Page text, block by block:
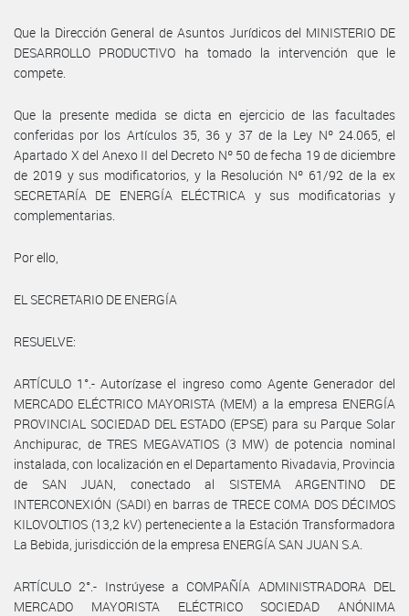
Que la Dirección General de Asuntos Jurídicos del MINISTERIO DE
DESARROLLO PRODUCTIVO ha tomado la intervención que le
compete.
Que la presente medida se dicta en ejercicio de las facultades
conferidas por los Artículos 35, 36 y 37 de la Ley Nº 24.065, el
Apartado X del Anexo II del Decreto Nº 50 de fecha 19 de diciembre
de 2019 y sus modificatorios, y la Resolución Nº 61/92 de la ex
SECRETARÍA DE ENERGÍA ELÉCTRICA y sus modificatorias y
complementarias.
Por ello,
EL SECRETARIO DE ENERGÍA
RESUELVE:
ARTÍCULO 1°.- Autorízase el ingreso como Agente Generador del
MERCADO ELÉCTRICO MAYORISTA (MEM) a la empresa ENERGÍA
PROVINCIAL SOCIEDAD DEL ESTADO (EPSE) para su Parque Solar
Anchipurac, de TRES MEGAVATIOS (3 MW) de potencia nominal
instalada, con localización en el Departamento Rivadavia, Provincia
de SAN JUAN, conectado al SISTEMA ARGENTINO DE
INTERCONEXIÓN (SADI) en barras de TRECE COMA DOS DÉCIMOS
KILOVOLTIOS (13,2 kV) perteneciente a la Estación Transformadora
La Bebida, jurisdicción de la empresa ENERGÍA SAN JUAN S.A.
ARTÍCULO 2°.- Instrúyese a COMPAÑÍA ADMINISTRADORA DEL
MERCADO MAYORISTA ELÉCTRICO SOCIEDAD ANÓNIMA